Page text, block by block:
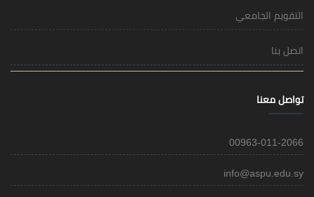
التقويم الجامعي
اتصل بنا
تواصل معنا
00963-011-2066
info@aspu.edu.sy